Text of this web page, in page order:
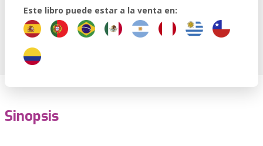
Este libro puede estar a la venta en:
Sinopsis